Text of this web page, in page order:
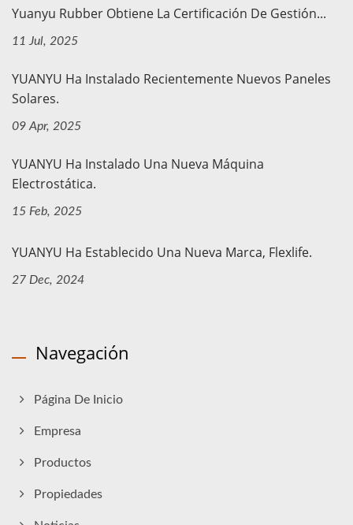
Yuanyu Rubber Obtiene La Certificación De Gestión...
11 Jul, 2025
YUANYU Ha Instalado Recientemente Nuevos Paneles
Solares.
09 Apr, 2025
YUANYU Ha Instalado Una Nueva Máquina
Electrostática.
15 Feb, 2025
YUANYU Ha Establecido Una Nueva Marca, Flexlife.
27 Dec, 2024
Navegación
Página De Inicio
Empresa
Productos
Propiedades